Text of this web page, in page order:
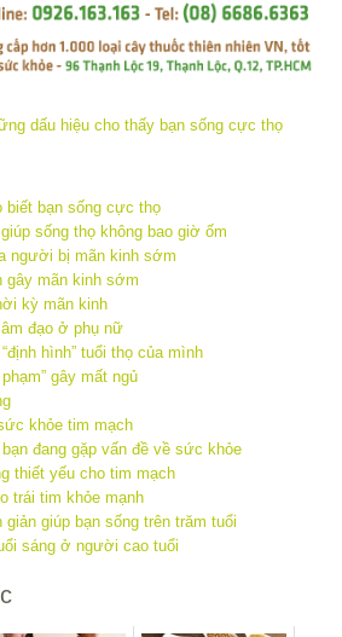
biết bạn sống cực thọ
sống thọ không bao giờ ốm
người bị mãn kinh sớm
gây mãn kinh sớm
kỳ mãn kinh
đạo ở phụ nữ
hình” tuổi thọ của mình
gây mất ngủ
khỏe tim mạch
đang gặp vấn đề về sức khỏe
thiết yếu cho tim mạch
trái tim khỏe mạnh
giúp bạn sống trên trăm tuổi
sáng ở người cao tuổi